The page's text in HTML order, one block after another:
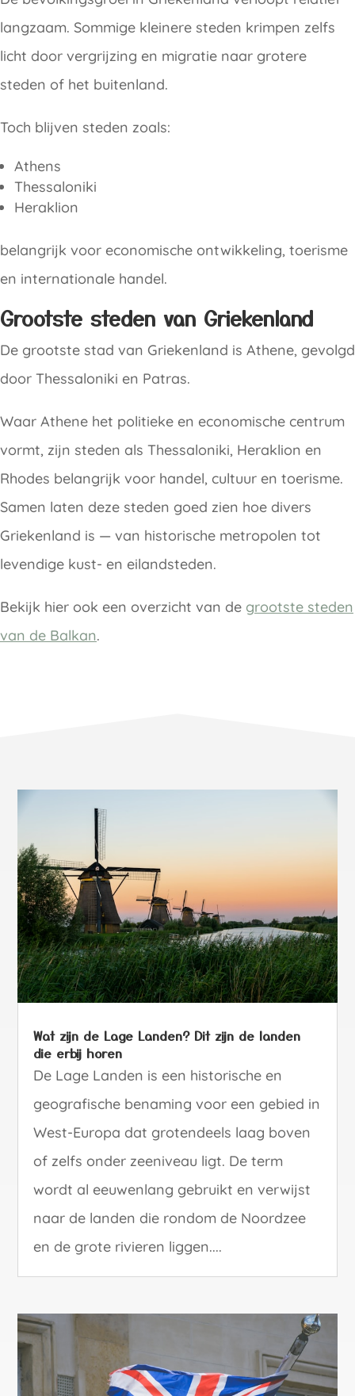
langzaam. Sommige kleinere steden krimpen zelfs
licht door vergrijzing en migratie naar grotere
steden of het buitenland.
Toch blijven steden zoals:
Athens
Thessaloniki
Heraklion
belangrijk voor economische ontwikkeling, toerisme
en internationale handel.
Grootste steden van Griekenland
De grootste stad van Griekenland is Athene, gevolgd
door Thessaloniki en Patras.
Waar Athene het politieke en economische centrum
vormt, zijn steden als Thessaloniki, Heraklion en
Rhodes belangrijk voor handel, cultuur en toerisme.
Samen laten deze steden goed zien hoe divers
Griekenland is — van historische metropolen tot
levendige kust- en eilandsteden.
Bekijk hier ook een overzicht van de grootste steden
van de Balkan.
Wat zijn de Lage Landen? Dit zijn de landen
die erbij horen
De Lage Landen is een historische en
geografische benaming voor een gebied in
West-Europa dat grotendeels laag boven
of zelfs onder zeeniveau ligt. De term
wordt al eeuwenlang gebruikt en verwijst
naar de landen die rondom de Noordzee
en de grote rivieren liggen....